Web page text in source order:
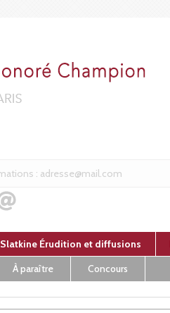
Slatkine Érudition et diffusions
À paraître Concours